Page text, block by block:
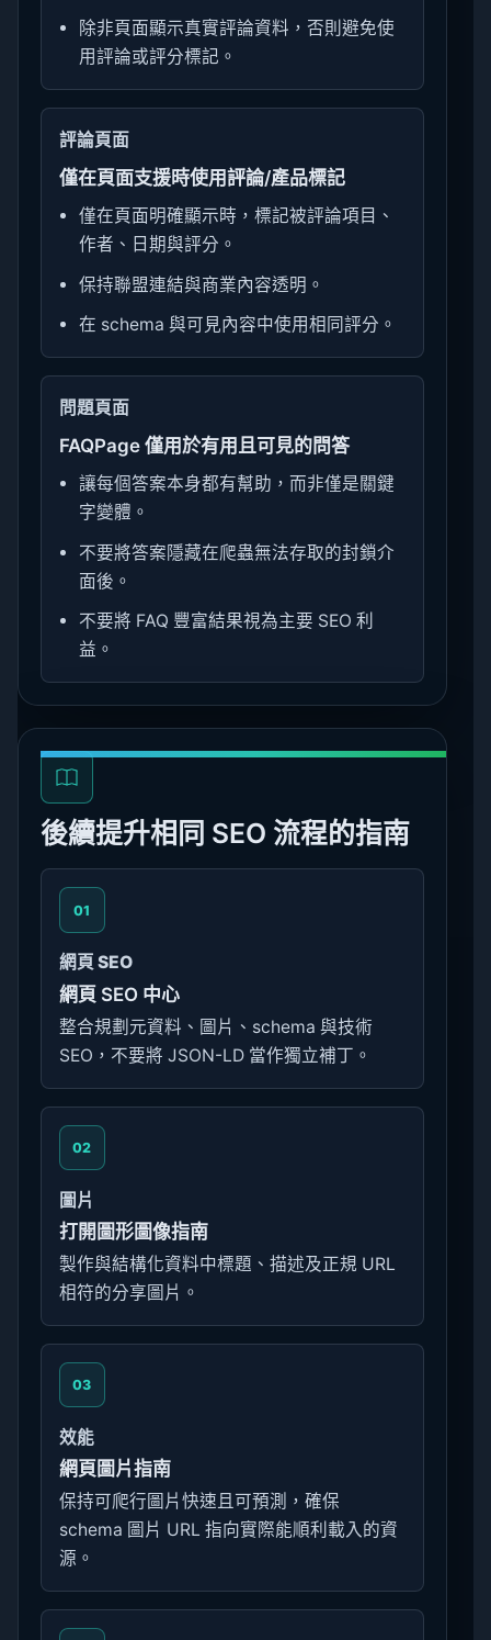
除非頁面顯示真實評論資料，否則避免使
用評論或評分標記。
評論頁面
僅在頁面支援時使用評論/產品標記
僅在頁面明確顯示時，標記被評論項目、
作者、日期與評分。
保持聯盟連結與商業內容透明。
在 schema 與可見內容中使用相同評分。
問題頁面
FAQPage 僅用於有用且可見的問答
讓每個答案本身都有幫助，而非僅是關鍵
字變體。
不要將答案隱藏在爬蟲無法存取的封鎖介
面後。
不要將 FAQ 豐富結果視為主要 SEO 利
益。
後續提升相同 SEO 流程的指南
01
網頁 SEO
網頁 SEO 中心
整合規劃元資料、圖片、schema 與技術
SEO，不要將 JSON-LD 當作獨立補丁。
02
圖片
打開圖形圖像指南
製作與結構化資料中標題、描述及正規 URL
相符的分享圖片。
03
效能
網頁圖片指南
保持可爬行圖片快速且可預測，確保
schema 圖片 URL 指向實際能順利載入的資
源。